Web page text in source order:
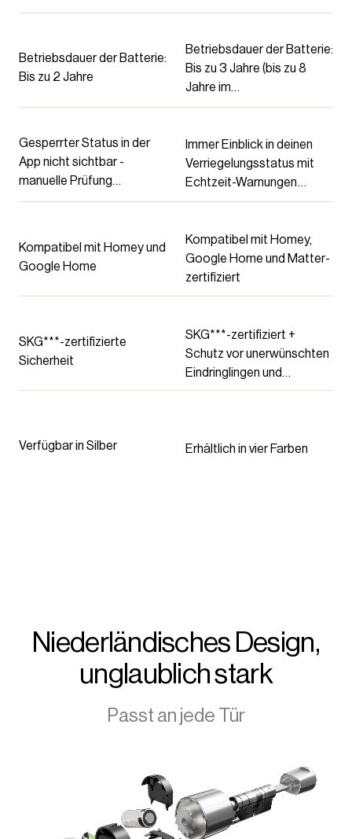
Betriebsdauer der Batterie:
Bis zu 2 Jahre
Gesperrter Status in der
App nicht sichtbar -
manuelle Prüfung
erforderlich
Kompatibel mit Homey und
Google Home
SKG***-zertifizierte
Sicherheit
Verfügbar in Silber
Button Auto Disable,
mehr
Betriebsdauer der Batterie:
Bis zu 3 Jahre (bis zu 8
Jahre im
Energiesparmodus)
Immer Einblick in deinen
Verriegelungsstatus mit
Echtzeit-Warnungen
(Manipulationsalarm,
Nachterinnerung) bei
Verbindung mit dem Bold
Connect
Kompatibel mit Homey,
Google Home und Matter-
zertifiziert
SKG***-zertifiziert +
Schutz vor unerwünschten
Eindringlingen und
automatische
Erhältlich in vier Farben
Niederländisches Design,
unglaublich stark
Passt an jede Tür